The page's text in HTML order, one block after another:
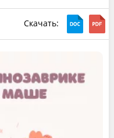
Скачать: